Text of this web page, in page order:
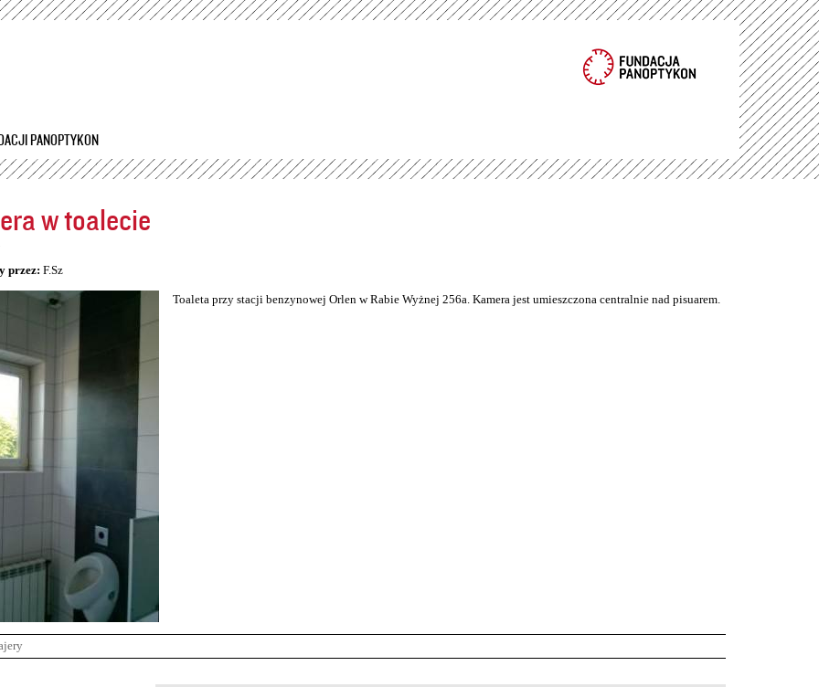
Przejdź
PANOPTYKON
w toalecie
przez: F.Sz
Toaleta przy stacji benzynowej Orlen w Rabie Wyżnej 256a. Kamera jest umieszczona centralnie nad pisuarem.